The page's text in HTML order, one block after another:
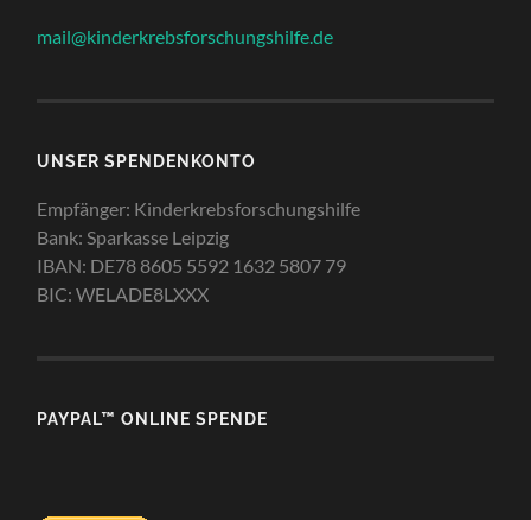
mail@kinderkrebsforschungshilfe.de
UNSER SPENDENKONTO
Empfänger: Kinderkrebsforschungshilfe
Bank: Sparkasse Leipzig
IBAN: DE78 8605 5592 1632 5807 79
BIC: WELADE8LXXX
PAYPAL™ ONLINE SPENDE